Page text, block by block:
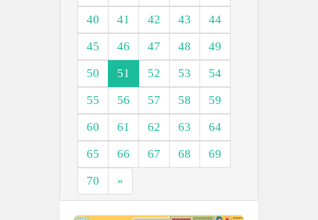
40
41 42 43
44
45
46 47 48
49
50
51 52 53
54
55
56 57 58
59
60
61 62 63
64
65
66 67 68
69
70
»